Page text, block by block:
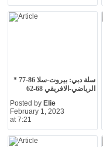
سلة دبي: بيروت-سلا 86-77 *
الرياضي-الافريقي 68-62
Posted by Elie
February 1, 2023
at 7:21